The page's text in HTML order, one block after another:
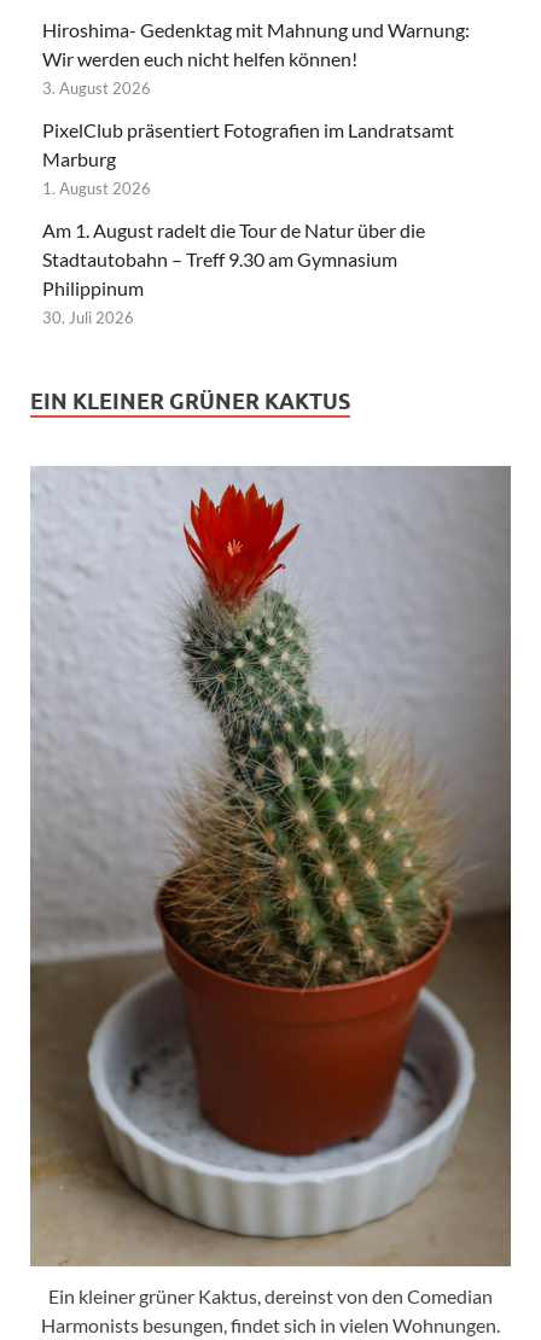
Hiroshima- Gedenktag mit Mahnung und Warnung:
Wir werden euch nicht helfen können!
3. August 2026
PixelClub präsentiert Fotografien im Landratsamt
Marburg
1. August 2026
Am 1. August radelt die Tour de Natur über die
Stadtautobahn – Treff 9.30 am Gymnasium
Philippinum
30. Juli 2026
EIN KLEINER GRÜNER KAKTUS
Ein kleiner grüner Kaktus, dereinst von den Comedian
Harmonists besungen, findet sich in vielen Wohnungen.